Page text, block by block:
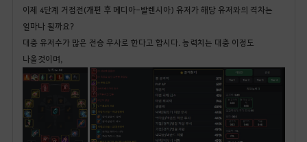
이제 4단계 거점전(개편 후 메디아-발렌시아) 유저가 해당 유저와의 격차는
얼마나 될까요?
대충 유저수가 많은 전승 우사로 한다고 합시다. 능력치는 대충 이정도
나올것이며,